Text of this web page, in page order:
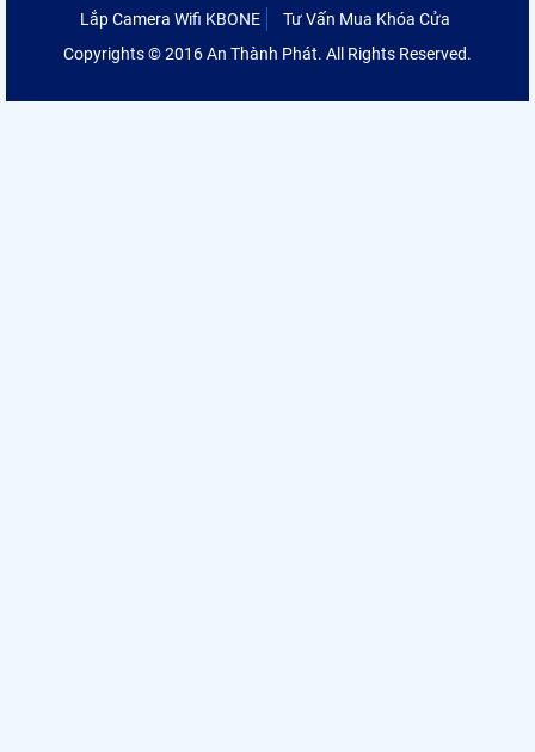
Lắp Camera Wifi KBONE
Tư Vấn Mua Khóa Cửa
Copyrights © 2016 An Thành Phát. All Rights Reserved.